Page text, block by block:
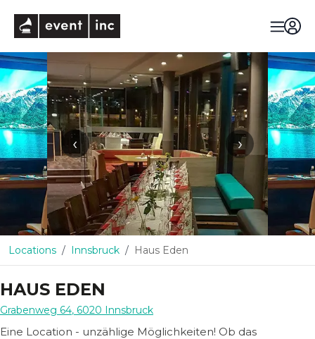
‹ ›
Locations Innsbruck Haus Eden
HAUS EDEN
Grabenweg 64, 6020 Innsbruck
Eine Location - unzählige Möglichkeiten! Ob das